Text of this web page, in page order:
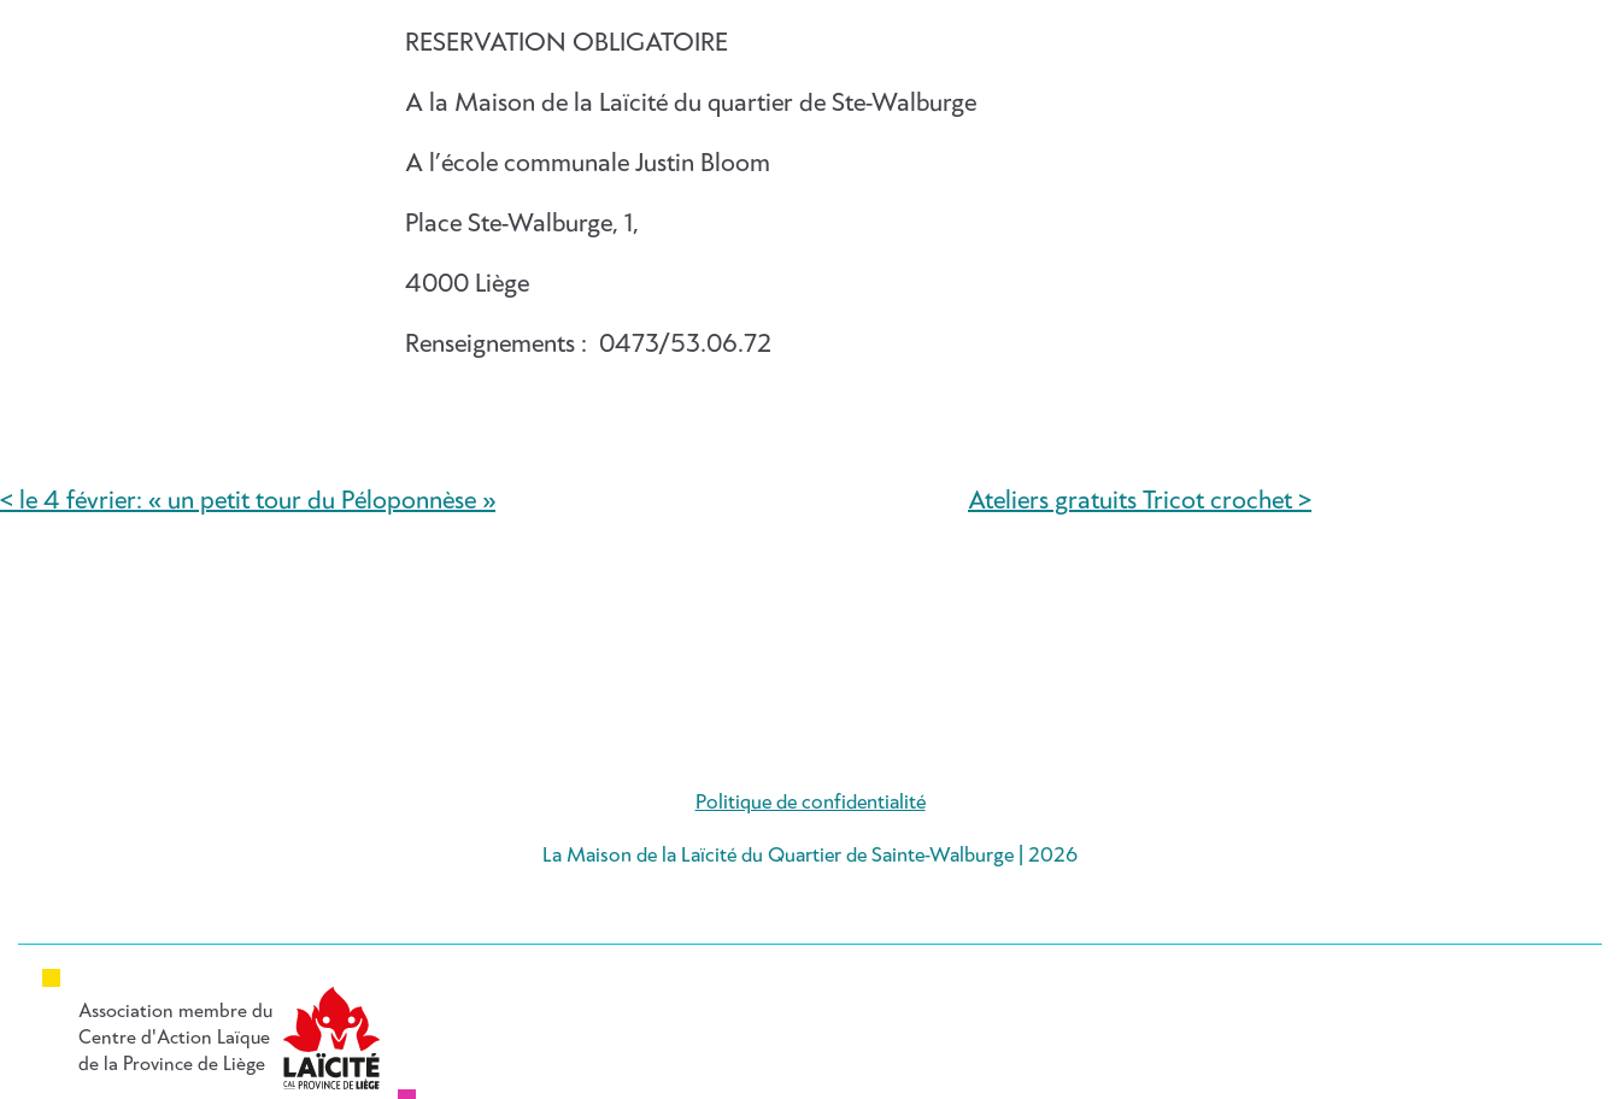
RESERVATION OBLIGATOIRE
A la Maison de la Laïcité du quartier de Ste-Walburge
A l’école communale Justin Bloom
Place Ste-Walburge, 1,
4000 Liège
Renseignements : 0473/53.06.72
NAVIGATION
< le 4 février: « un petit tour du Péloponnèse » Ateliers gratuits Tricot crochet >
Politique de confidentialité
La Maison de la Laïcité du Quartier de Sainte-Walburge | 2026
Association membre du
Centre d'Action Laïque
de la Province de Liège